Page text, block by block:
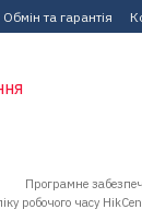
Обмін та гарантія
Програмне
робочого часу